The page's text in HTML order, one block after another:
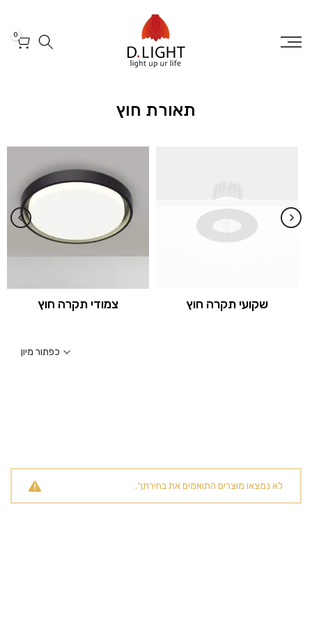
לטקסט
0
תאורת חוץ
שקועי תקרה חוץ צמודי תקרה חוץ
כפתור מיון
לא נמצאו מוצרים התואמים את בחירתך.